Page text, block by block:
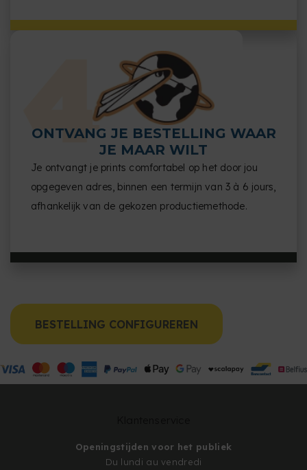
ONTVANG JE BESTELLING WAAR
JE MAAR WILT
Je ontvangt je prints comfortabel op het door jou
opgegeven adres, binnen een termijn van 3 à 6 jours,
afhankelijk van de gekozen productiemethode.
BESTELLING CONFIGUREREN
Openingstijden voor het publiek
Du lundi au vendredi